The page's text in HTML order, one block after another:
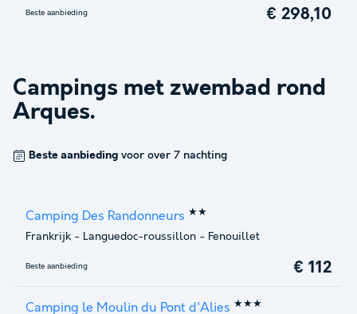
Beste aanbieding € 298,10
Campings met zwembad rond
Arques.
Beste aanbieding voor over 7 nachting
Camping Des Randonneurs ★★
Frankrijk - Languedoc-roussillon - Fenouillet
Beste aanbieding € 112
Camping le Moulin du Pont d'Alies ★★★